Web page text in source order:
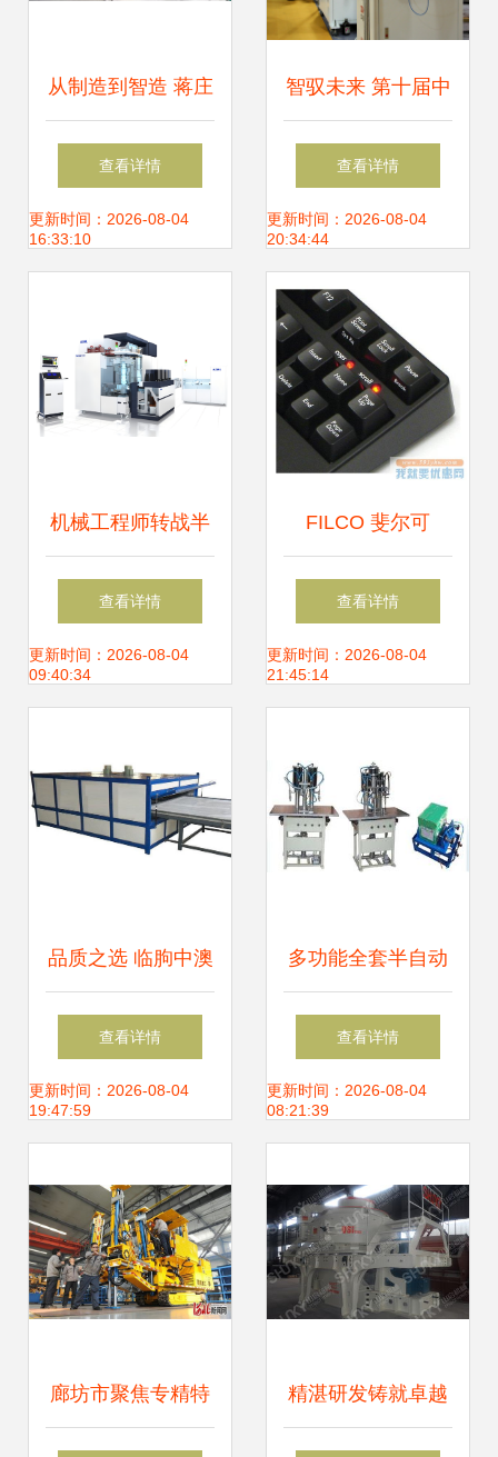
从制造到智造 蒋庄
煤矿机械制造产业
跑出创新加速度，
查看详情
更新时间：2026-08-04
16:33:10
智驭未来 第十届中
国机械装备博览会
直击——龙腾重型
机械发布第三代AI
矿山奇兵
查看详情
更新时间：2026-08-04
20:34:44
机械工程师转战半
导体设备研发与数
控机床销售 两大高
查看详情
更新时间：2026-08-04
09:40:34
FILCO 斐尔可
Majestouch 2 圣手
二代 91键茶轴 机
查看详情
更新时间：2026-08-04
21:45:14
品质之选 临朐中澳
机械设备厂——强
化玻璃设备与数控
查看详情
更新时间：2026-08-04
19:47:59
多功能全套半自动
数控机床 鑫达机械
厂品质与价格双重
查看详情
更新时间：2026-08-04
08:21:39
廊坊市聚焦专精特 精湛研发铸就卓越